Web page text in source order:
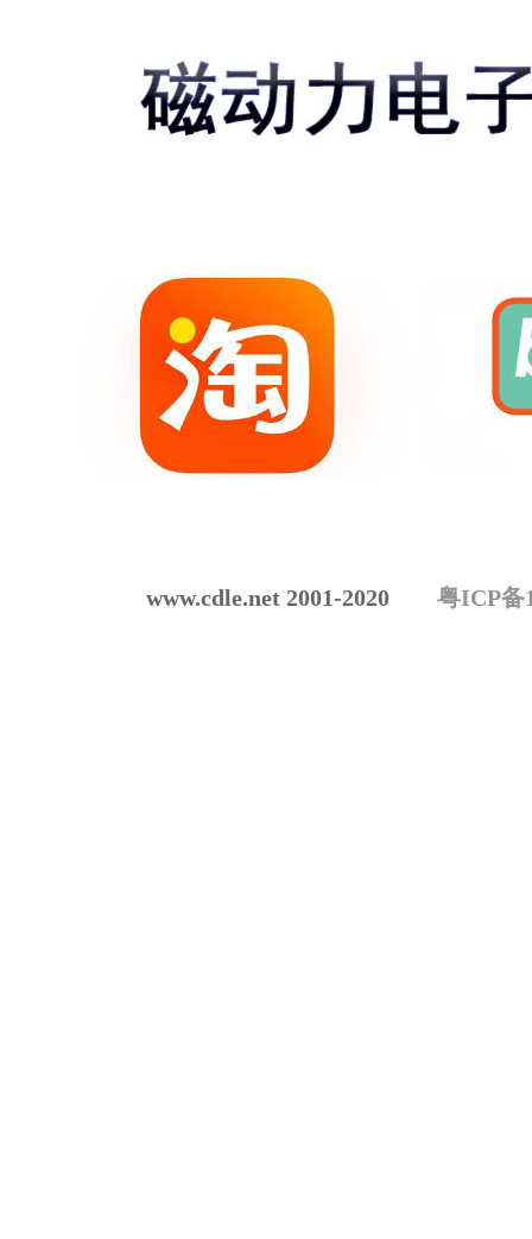
www.cdle.net 2001-2020 粤ICP